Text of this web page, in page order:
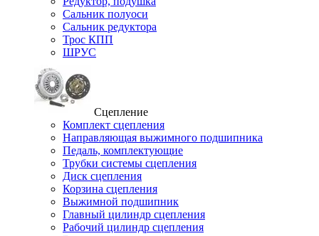
Сальник полуоси
Сальник редуктора
Трос КПП
ШРУС
Сцепление
Комплект сцепления
Направляющая выжимного подшипника
Педаль, комплектующие
Трубки системы сцепления
Диск сцепления
Корзина сцепления
Выжимной подшипник
Главный цилиндр сцепления
Рабочий цилиндр сцепления